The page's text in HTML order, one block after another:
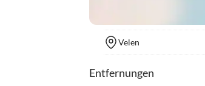
Velen
Entfernungen